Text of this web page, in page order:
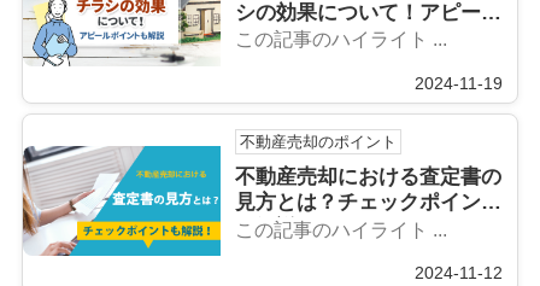
シの効果について！アピール
ポイントも解説
この記事のハイライト ...
2024-11-19
不動産売却のポイント
不動産売却における査定書の
見方とは？チェックポイント
も解説！
この記事のハイライト ...
2024-11-12